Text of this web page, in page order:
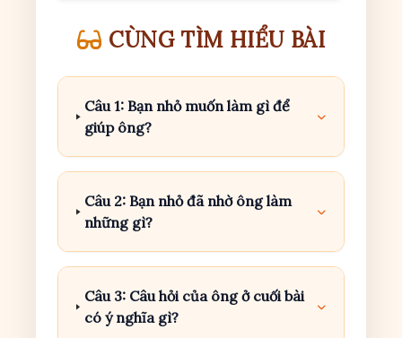
CÙNG TÌM HIỂU BÀI
Câu 1: Bạn nhỏ muốn làm gì để
giúp ông?
Câu 2: Bạn nhỏ đã nhờ ông làm
những gì?
Câu 3: Câu hỏi của ông ở cuối bài
có ý nghĩa gì?